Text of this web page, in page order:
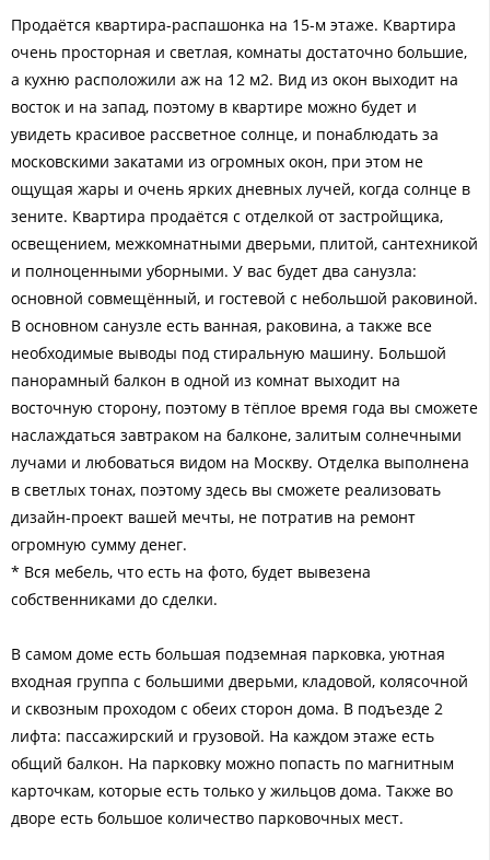
Продаётся квартира-распашонка на 15-м этаже. Квартира
очень просторная и светлая, комнаты достаточно большие,
а кухню расположили аж на 12 м2. Вид из окон выходит на
восток и на запад, поэтому в квартире можно будет и
увидеть красивое рассветное солнце, и понаблюдать за
московскими закатами из огромных окон, при этом не
ощущая жары и очень ярких дневных лучей, когда солнце в
зените. Квартира продаётся с отделкой от застройщика,
освещением, межкомнатными дверьми, плитой, сантехникой
и полноценными уборными. У вас будет два санузла:
основной совмещённый, и гостевой с небольшой раковиной.
В основном санузле есть ванная, раковина, а также все
необходимые выводы под стиральную машину. Большой
панорамный балкон в одной из комнат выходит на
восточную сторону, поэтому в тёплое время года вы сможете
наслаждаться завтраком на балконе, залитым солнечными
лучами и любоваться видом на Москву. Отделка выполнена
в светлых тонах, поэтому здесь вы сможете реализовать
дизайн-проект вашей мечты, не потратив на ремонт
огромную сумму денег.
* Вся мебель, что есть на фото, будет вывезена
собственниками до сделки.
В самом доме есть большая подземная парковка, уютная
входная группа с большими дверьми, кладовой, колясочной
и сквозным проходом с обеих сторон дома. В подъезде 2
лифта: пассажирский и грузовой. На каждом этаже есть
общий балкон. На парковку можно попасть по магнитным
карточкам, которые есть только у жильцов дома. Также во
дворе есть большое количество парковочных мест.